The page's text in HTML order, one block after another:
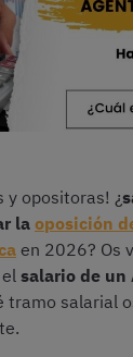
y opositoras! ¿
la oposición
en 2026? Os
salario de un
tramo salarial